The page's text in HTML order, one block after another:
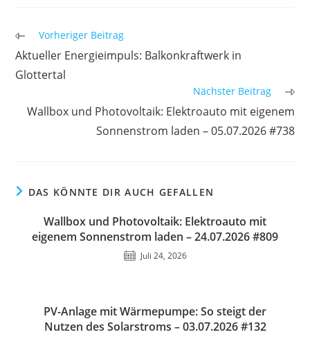
Weitere
Artikel
ansehen
Vorheriger Beitrag
Aktueller Energieimpuls: Balkonkraftwerk in
Glottertal
Nächster Beitrag
Wallbox und Photovoltaik: Elektroauto mit eigenem
Sonnenstrom laden – 05.07.2026 #738
DAS KÖNNTE DIR AUCH GEFALLEN
Wallbox und Photovoltaik: Elektroauto mit
eigenem Sonnenstrom laden – 24.07.2026 #809
Juli 24, 2026
PV-Anlage mit Wärmepumpe: So steigt der
Nutzen des Solarstroms – 03.07.2026 #132